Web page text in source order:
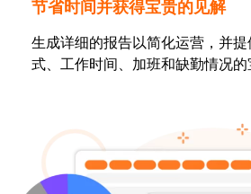
节省时间并获得宝贵的见解
生成详细的报告以简化运营，并
式、工作时间、加班和缺勤情况的